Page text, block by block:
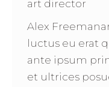
art director
Alex
luctus eu erat
ante ipsum
et ultrices